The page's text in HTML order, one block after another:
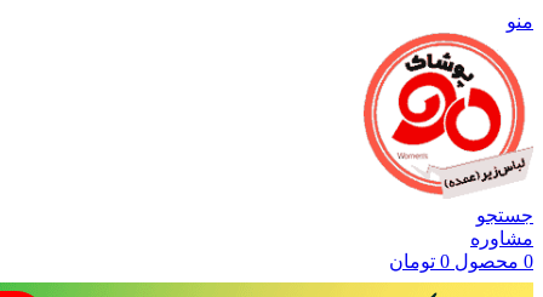
منو
جستجو
مشاوره
0 محصول 0 تومان